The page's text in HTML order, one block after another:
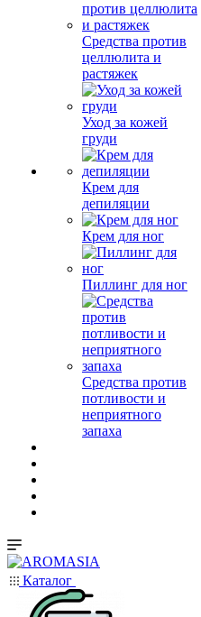
Средства против
целлюлита и
растяжек
Уход за кожей
груди
Крем для
депиляции
Крем для ног
Пиллинг для ног
Средства против
потливости и
неприятного
запаха
Каталог